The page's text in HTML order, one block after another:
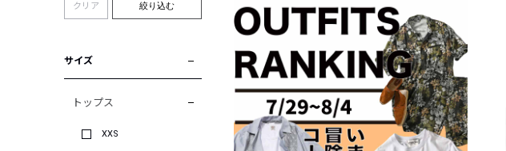
クリア 絞り込む
サイズ
トップス
XXS